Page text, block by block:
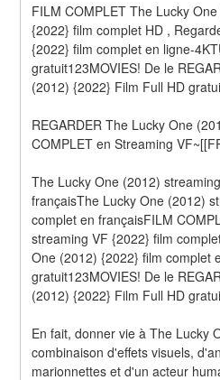
FILM COMPLET The Lucky
{2022} film complet HD ,
{2022} film complet en ligne-
gratuit123MOVIES! De le
(2012) {2022} Film Full HD
REGARDER The Lucky One
COMPLET en Streaming
The Lucky One (2012)
françaisThe Lucky One (2012)
complet en françaisFILM
streaming VF {2022} film
One (2012) {2022} film complet
gratuit123MOVIES! De le
(2012) {2022} Film Full HD
En fait, donner vie à The Lucky
combinaison d'effets visuels,
marionnettes et d'un acteur